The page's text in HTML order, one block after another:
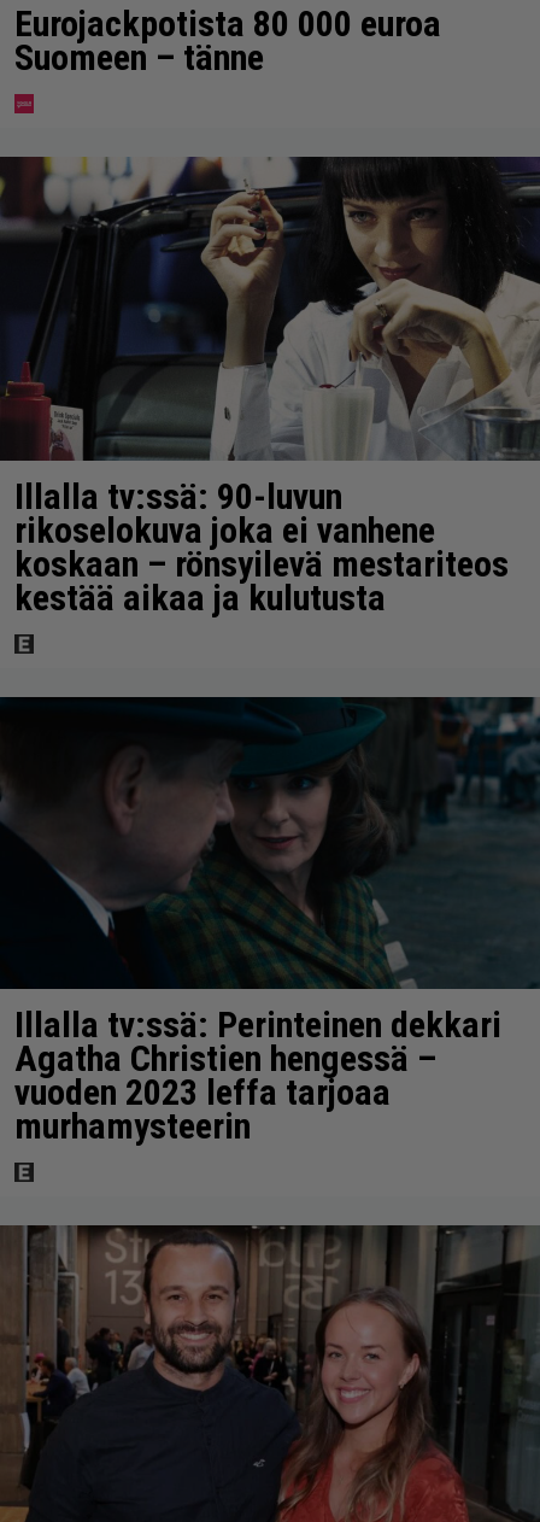
Eurojackpotista 80 000 euroa
Suomeen – tänne
Illalla tv:ssä: 90-luvun
rikoselokuva joka ei vanhene
koskaan – rönsyilevä mestariteos
kestää aikaa ja kulutusta
Illalla tv:ssä: Perinteinen dekkari
Agatha Christien hengessä –
vuoden 2023 leffa tarjoaa
murhamysteerin